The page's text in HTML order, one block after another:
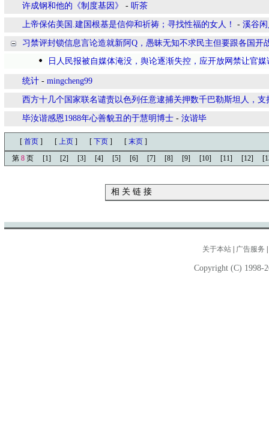
许成钢和他的《制度基因》 - 听茶
上帝保佑美国.建国根基是信仰和祈祷；寻找性福的女人！ - 溪谷
习禁评封锁信息言论造就新阿Q，愚昧无知不求民主但要跟各国开
日人民报被自媒体淹没，舆论逐渐失控，应开放网禁让官媒
统计 - mingcheng99
西方十几个国家联名谴责以色列任意逮捕关押数千巴勒斯坦人，支
毕汝谐感恩1988年心善貌丑的于慧明博士 - 汝谐毕
[ 首页 ] [ 上页 ] [ 下页 ] [ 末页 ]
第 8 页 [1] [2] [3] [4] [5] [6] [7] [8] [9] [10] [11] [12]
相 关 链 接
关于本站 广告服务
Copyright (C) 1998-